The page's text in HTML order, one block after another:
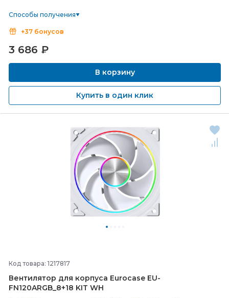
Способы получения
+37 бонусов
3 686 ₽
В корзину
Купить в один клик
Код товара: 1217817
Вентилятор для корпуса Eurocase EU-
FN120ARGB_8+18 KIT WH